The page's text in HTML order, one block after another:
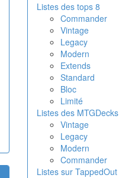
Listes des tops 8
Commander
Vintage
Legacy
Modern
Extends
Standard
Bloc
Limité
Listes des MTGDecks
Vintage
Legacy
Modern
Commander
Listes sur TappedOut